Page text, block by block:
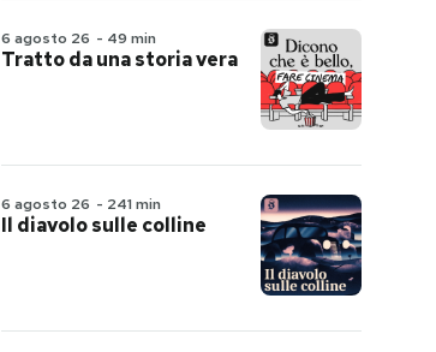
6 agosto 26 - 49 min
Tratto da una storia vera
6 agosto 26 - 241 min
Il diavolo sulle colline